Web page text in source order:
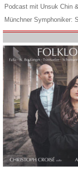
Podcast mit Unsuk Chin
Münchner Symphoniker: